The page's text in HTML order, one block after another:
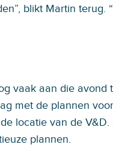
blikt Martin terug.
vaak aan die avond
met de plannen
locatie van de V&D.
plannen.